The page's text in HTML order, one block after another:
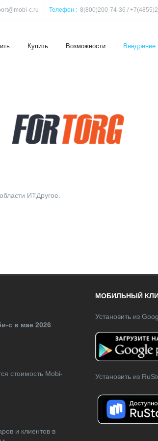
c.ru Телефон : 8(800)200-74-36 /
Купить Возможности Внедрение
ИТДругое.
с в мае 2026
стоимость Mobi-
и клиентов в
МОБИЛЬНЫЙ
Установить из
Установить из